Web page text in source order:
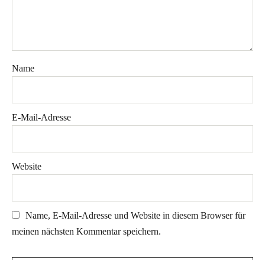
Name
E-Mail-Adresse
Website
Name, E-Mail-Adresse und Website in diesem Browser für
meinen nächsten Kommentar speichern.